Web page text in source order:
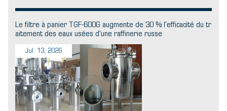
Le filtre à panier TGF-600G augmente de 30 % l'efficacité du tr
aitement des eaux usées d'une raffinerie russe
Jul. 13, 2026